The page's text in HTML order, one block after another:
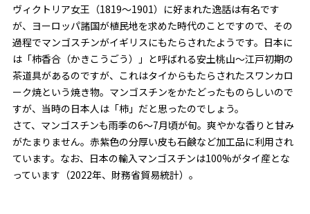
ヴィクトリア女王（1819〜1901）に好まれた逸話は有名です
が、ヨーロッパ諸国が植民地を求めた時代のことですので、その
過程でマンゴスチンがイギリスにもたらされたようです。日本に
は「柿香合（かきこうごう）」と呼ばれる安土桃山〜江戸初期の
茶道具があるのですが、これはタイからもたらされたスワンカロ
ーク焼という焼き物。マンゴスチンをかたどったものらしいので
すが、当時の日本人は「柿」だと思ったのでしょう。
さて、マンゴスチンも雨季の6〜7月頃が旬。爽やかな香りと甘み
がたまりません。赤紫色の分厚い皮も石鹸など加工品に利用され
ています。なお、日本の輸入マンゴスチンは100%がタイ産とな
っています（2022年、財務省貿易統計）。